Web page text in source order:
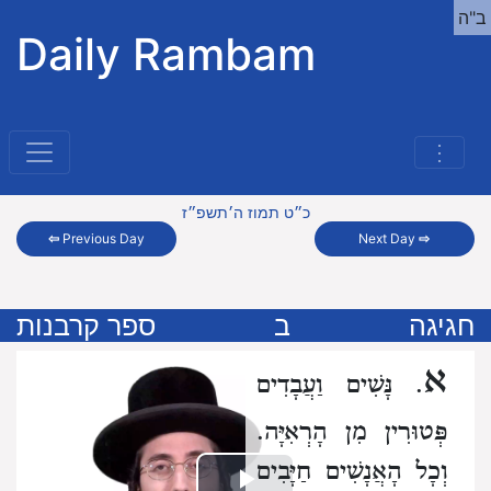
Daily Rambam
⋮
ב"ה
⇦ Previous Day
כ״ט תמוז ה׳תשפ״ז
Next Day⇨
חגיגה ב ספר קרבנות
א. נָּשִׁים וַעֲבָדִים
פְּטוּרִין מִן הָרְאִיָּה.
וְכָל הָאֲנָשִׁים חַיָּבִים